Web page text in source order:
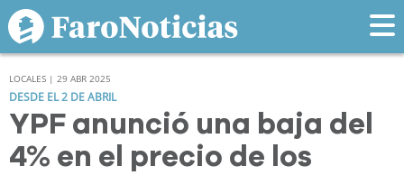
LOCALES | 29 ABR 2025
DESDE EL 2 DE ABRIL
YPF anunció una baja del
4% en el precio de los